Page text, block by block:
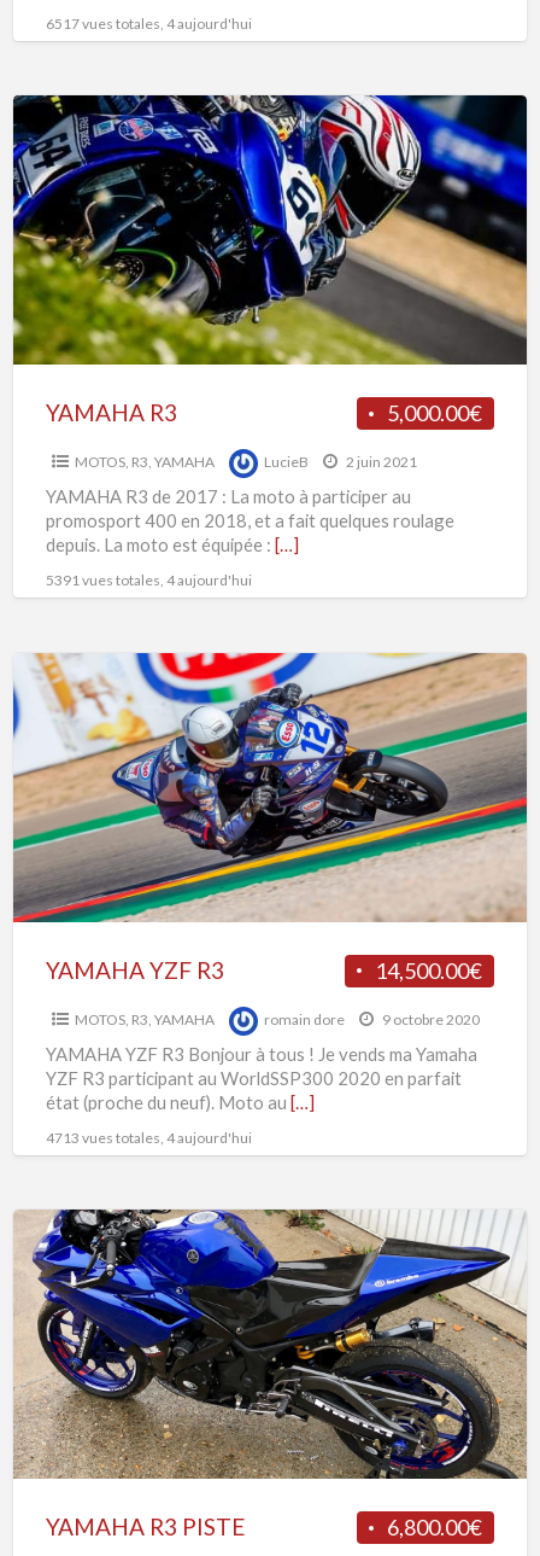
6517 vues totales, 4 aujourd'hui
YAMAHA
R3
5,000.00€
YAMAHA R3
MOTOS, R3, YAMAHA LucieB 2 juin 2021
YAMAHA R3 de 2017 : La moto à participer au
promosport 400 en 2018, et a fait quelques roulage
depuis. La moto est équipée : […]
5391 vues totales, 4 aujourd'hui
YAMAHA
YZF
R3
14,500.00€
YAMAHA YZF R3
MOTOS, R3 YAMAHA romain dore 9 octobre 2020
YAMAHA YZF R3 Bonjour à tous ! Je vends ma Yamaha
YZF R3 participant au WorldSSP300 2020 en parfait
état (proche du neuf). Moto au […]
4713 vues totales, 4 aujourd'hui
YAMAHA
R3
PISTE
6,800.00€
YAMAHA R3 PISTE